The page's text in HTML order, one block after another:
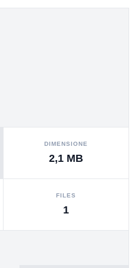
DIMENSIONE
2,1 MB
FILES
1